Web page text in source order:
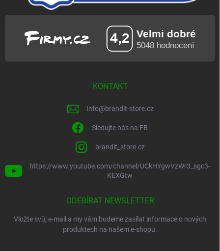
KONTAKT
Info@brandit-store.cz
Sledujte nás na FB
brandit_store.cz
https://www.youtube.com/channel/UCkHYgwVzWr3_sgc3-
KEXGtw
ODEBÍRAT NEWSLETTER
Vložte svůj e-mail a my vám budeme zasílat informace o nových
produktech na našem e-shopu.